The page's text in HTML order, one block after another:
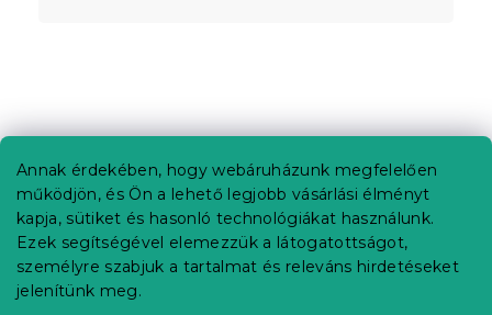
Annak érdekében, hogy webáruházunk megfelelően
működjön, és Ön a lehető legjobb vásárlási élményt
kapja, sütiket és hasonló technológiákat használunk.
Ezek segítségével elemezzük a látogatottságot,
személyre szabjuk a tartalmat és releváns hirdetéseket
jelenítünk meg.
á
Információ az Ön számára
Rendelés követése
Szállítási lehetőségek
Fizetési lehetőségek
Reklamáció és áruvisszaküldés